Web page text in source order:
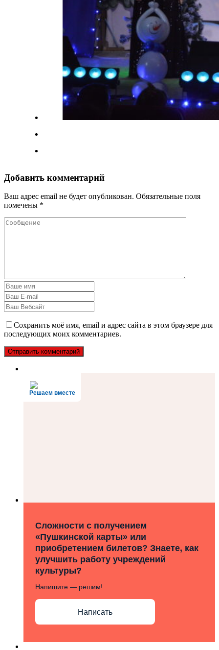
Добавить комментарий
Ваш адрес email не будет опубликован. Обязательные поля
помечены *
Сохранить моё имя, email и адрес сайта в этом браузере для
последующих моих комментариев.
Решаем вместе
Сложности с получением
«Пушкинской карты» или
приобретением билетов? Знаете, как
улучшить работу учреждений
культуры?
Напишите — решим!
Написать